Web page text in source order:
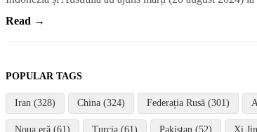
Read →
POPULAR TAGS
Iran (328) China (324) Federația Rusă (301)
Noua eră (61) Turcia (61) Pakistan (52) Xi